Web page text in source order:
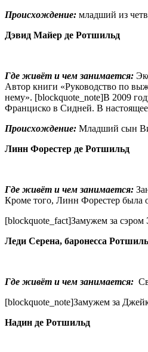
Происхождение: младший из
Дэвид Майер де Ротшильд
Где живёт и чем занимается:
Автор книги «Руководство по
нему». [blockquote_note]В 2009
Франциско в Сидней. В
Происхождение: Младший сын
Линн Форестер де Ротшильд
Где живёт и чем занимается:
Кроме того, Линн Форестер была
[blockquote_fact]Замужем за
Леди Серена, баронесса
Где живёт и чем занимается:
[blockquote_note]Замужем за
Надин де Ротшильд